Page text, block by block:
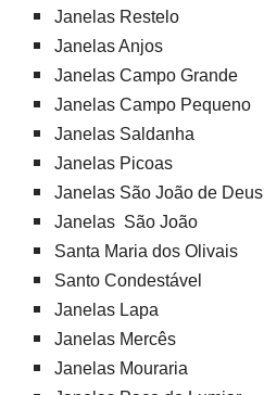
Janelas Restelo
Janelas Anjos
Janelas Campo Grande
Janelas Campo Pequeno
Janelas Saldanha
Janelas Picoas
Janelas São João de Deus
Janelas São João
Santa Maria dos Olivais
Santo Condestável
Janelas Lapa
Janelas Mercês
Janelas Mouraria